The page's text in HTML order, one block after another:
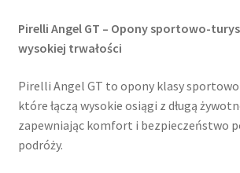
Pirelli Angel GT – Opony sportowo-
wysokiej trwałości
Pirelli Angel GT to opony klasy
które łączą wysokie osiągi z długą
zapewniając komfort i bezpieczeństwo
podróży.